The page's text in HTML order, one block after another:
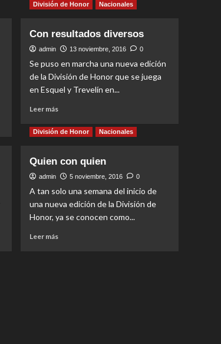
División de Honor Nacionales
Con resultados diversos
admin 13 noviembre, 2016 0
Se puso en marcha una nueva edición
de la División de Honor que se juega
en Esquel y Trevelín en...
Leer más
about
diversos
División de Honor Nacionales
Quien con quien
admin 5 noviembre, 2016 0
A tan solo una semana del inicio de
una nueva edición de la División de
Honor, ya se conocen como...
Leer más